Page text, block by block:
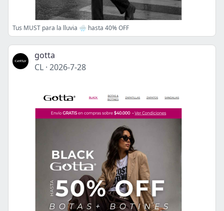
Tus MUST para la lluvia 🌧️ hasta 40% OFF
gotta
CL · 2026-7-28